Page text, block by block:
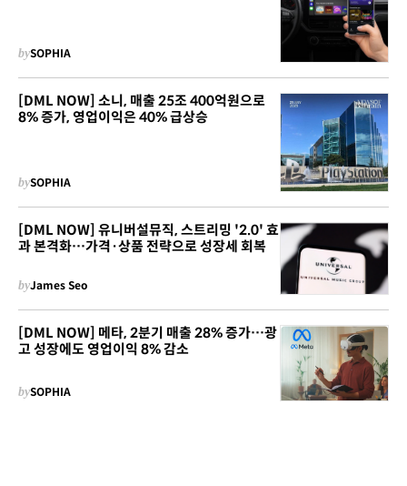
bySOPHIA
[DML NOW] 소니, 매출 25조 400억원으로
8% 증가, 영업이익은 40% 급상승
bySOPHIA
[DML NOW] 유니버설뮤직, 스트리밍 '2.0' 효
과 본격화…가격·상품 전략으로 성장세 회복
byJames Seo
[DML NOW] 메타, 2분기 매출 28% 증가…광
고 성장에도 영업이익 8% 감소
bySOPHIA